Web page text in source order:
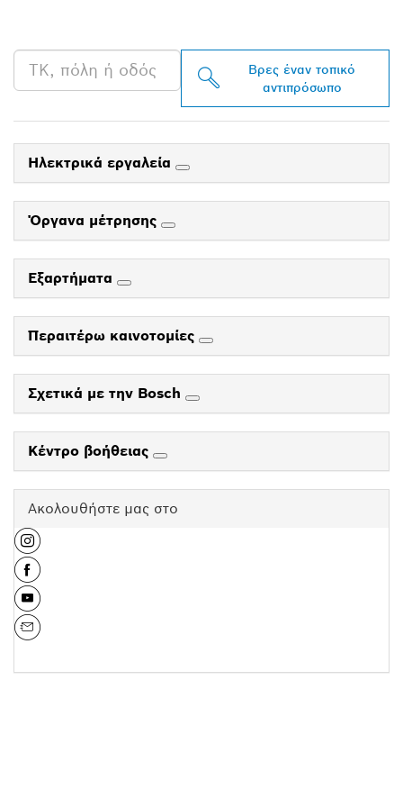
Βρες έναν τοπικό
αντιπρόσωπο
Ηλεκτρικά εργαλεία
Όργανα μέτρησης
Εξαρτήματα
Περαιτέρω καινοτομίες
Σχετικά με την Bosch
Κέντρο βοήθειας
Ακολουθήστε μας στο